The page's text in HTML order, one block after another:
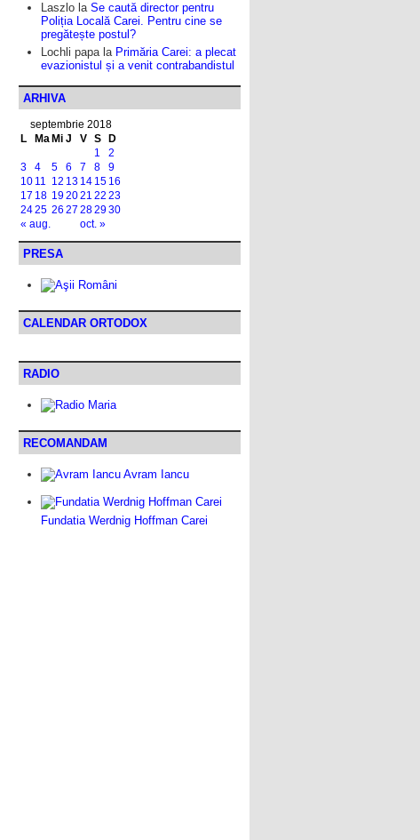
Laszlo la Se caută director pentru
Poliția Locală Carei. Pentru cine se
pregătește postul?
Lochli papala Primăria Carei: a plecat
evazionistul și a venit contrabandistul
ARHIVA
septembrie 2018
L
Ma Mi J V S D
« aug. oct. »
1
2
3
4 5 6 7 8
9
10 11 12 13 14 15 16
17 18 192021 22 23
2425 26 27 282930
PRESA
CALENDAR ORTODOX
RADIO
RECOMANDAM
Avram Iancu
Fundatia Werdnig Hoffman Carei